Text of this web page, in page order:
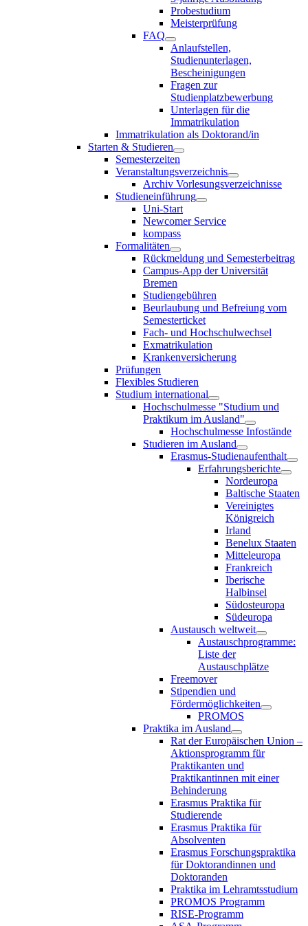
Probestudium
Meisterprüfung
FAQ
Anlaufstellen,
Studienunterlagen,
Bescheinigungen
Fragen zur
Studienplatzbewerbung
Unterlagen für die
Immatrikulation
Immatrikulation als Doktorand/in
Starten & Studieren
Semesterzeiten
Veranstaltungsverzeichnis
Archiv Vorlesungsverzeichnisse
Studieneinführung
Uni-Start
Newcomer Service
kompass
Formalitäten
Rückmeldung und Semesterbeitrag
Campus-App der Universität
Bremen
Studiengebühren
Beurlaubung und Befreiung vom
Semesterticket
Fach- und Hochschulwechsel
Exmatrikulation
Krankenversicherung
Prüfungen
Flexibles Studieren
Studium international
Hochschulmesse "Studium und
Praktikum im Ausland"
Hochschulmesse Infostände
Studieren im Ausland
Erasmus-Studienaufenthalt
Erfahrungsberichte
Nordeuropa
Baltische Staaten
Vereinigtes
Königreich
Irland
Benelux Staaten
Mitteleuropa
Frankreich
Iberische
Halbinsel
Südosteuropa
Südeuropa
Austausch weltweit
Austauschprogramme:
Liste der
Austauschplätze
Freemover
Stipendien und
Fördermöglichkeiten
PROMOS
Praktika im Ausland
Rat der Europäischen Union –
Aktionsprogramm für
Praktikanten und
Praktikantinnen mit einer
Behinderung
Erasmus Praktika für
Studierende
Erasmus Praktika für
Absolventen
Erasmus Forschungspraktika
für Doktorandinnen und
Doktoranden
Praktika im Lehramtsstudium
PROMOS Programm
RISE-Programm